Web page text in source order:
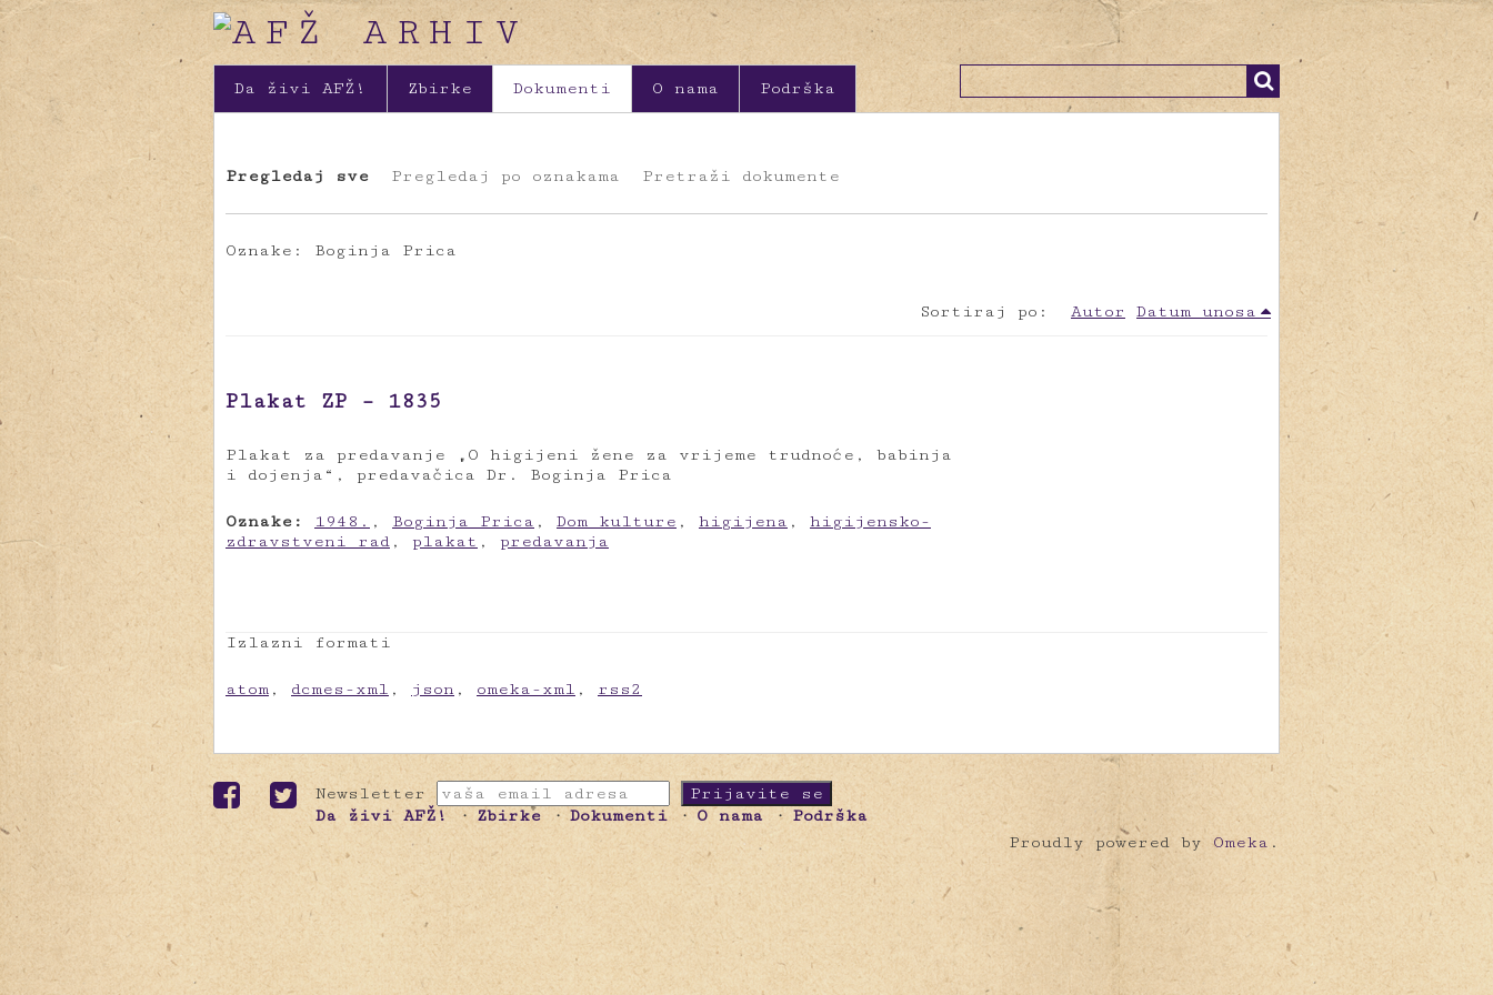
Da živi AFŽ! Zbirke Dokumenti O nama Podrška
Pregledaj sve Pregledaj po oznakama Pretraži dokumente
Oznake: Boginja Prica
Sortiraj po: Autor Datum unosa
Plakat ZP – 1835
Plakat za predavanje „O higijeni žene za vrijeme trudnoće, babinja
i dojenja“, predavačica Dr. Boginja Prica
Oznake: 1948. , Boginja Prica , Dom kulture , higijena , higijensko-
zdravstveni rad , plakat , predavanja
Izlazni formati
atom , dcmes-xml , json , omeka-xml , rss2
Newsletter
Da živi AFŽ!
Zbirke Dokumenti O nama
Podrška
Proudly powered byOmeka .